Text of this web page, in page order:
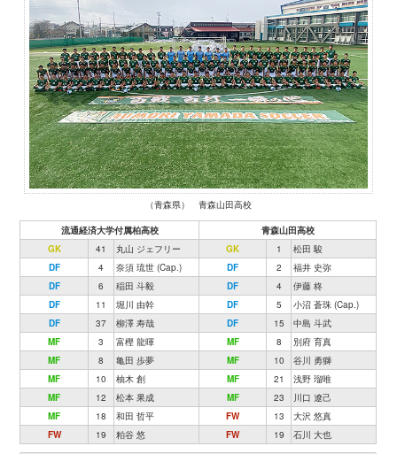
（青森県） 青森山田高校
流通経済大学付属柏高校
青森山田高校
GK
41 丸山 ジェフリー GK 1
松田 駿
DF
4 奈須 琉世 (Cap.) DF 2
福井 史弥
DF
6 稲田 斗毅 DF 4
伊藤 柊
DF
11 堀川 由幹 DF 5
小沼 蒼珠 (Cap.)
DF
37 柳澤 寿哉 DF 15
中島 斗武
MF
3 富樫 龍暉 MF 8
別府 育真
MF
8 亀田 歩夢 MF 10
谷川 勇獅
MF
10 柚木 創 MF 21
浅野 瑠唯
MF
12 松本 果成 MF 23
川口 遼己
MF
18 和田 哲平 FW 13
大沢 悠真
FW
19 粕谷 悠 FW 19 石川 大也